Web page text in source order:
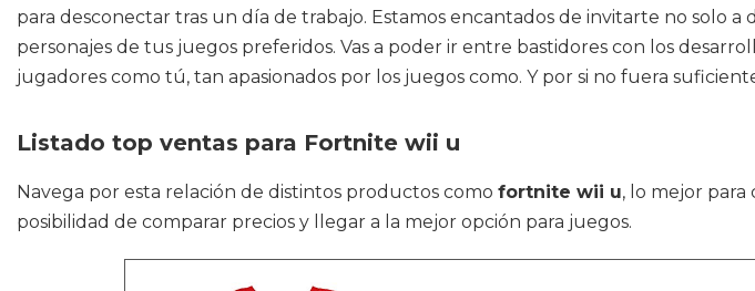
para desconectar tras un día de trabajo. Estamos encantados de invitarte no solo
personajes de tus juegos preferidos. Vas a poder ir entre bastidores con los
jugadores como tú, tan apasionados por los juegos como. Y por si no fuera
Listado top ventas para Fortnite wii u
Navega por esta relación de distintos productos como fortnite wii u, lo mejor para
posibilidad de comparar precios y llegar a la mejor opción para juegos.